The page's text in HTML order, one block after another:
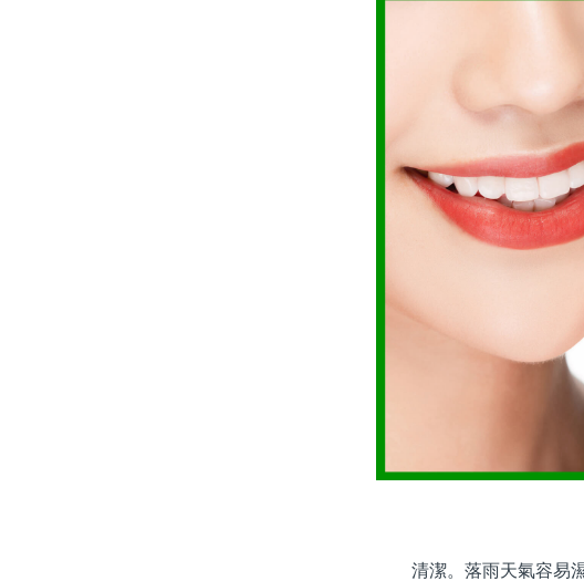
清潔。落雨天氣容易濕